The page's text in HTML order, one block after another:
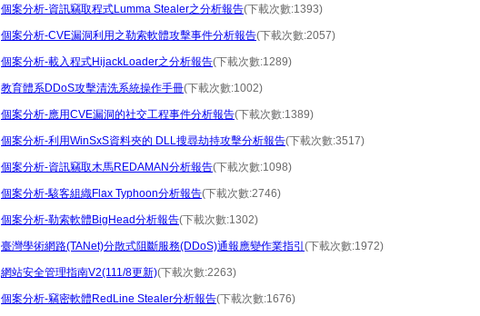
個案分析-資訊竊取程式Lumma Stealer之分析報告(下載次數:1393)
個案分析-CVE漏洞利用之勒索軟體攻擊事件分析報告(下載次數:2057)
個案分析-載入程式HijackLoader之分析報告(下載次數:1289)
教育體系DDoS攻擊清洗系統操作手冊(下載次數:1002)
個案分析-應用CVE漏洞的社交工程事件分析報告(下載次數:1389)
個案分析-利用WinSxS資料夾的 DLL搜尋劫持攻擊分析報告(下載次數:3517)
個案分析-資訊竊取木馬REDAMAN分析報告(下載次數:1098)
個案分析-駭客組織Flax Typhoon分析報告(下載次數:2746)
個案分析-勒索軟體BigHead分析報告(下載次數:1302)
臺灣學術網路(TANet)分散式阻斷服務(DDoS)通報應變作業指引 (下載次數:1972)
網站安全管理指南V2(111/8更新)(下載次數:2263)
個案分析-竊密軟體RedLine Stealer分析報告(下載次數:1676)